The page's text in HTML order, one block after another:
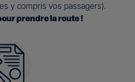
y compris vos passagers).
prendre la route !